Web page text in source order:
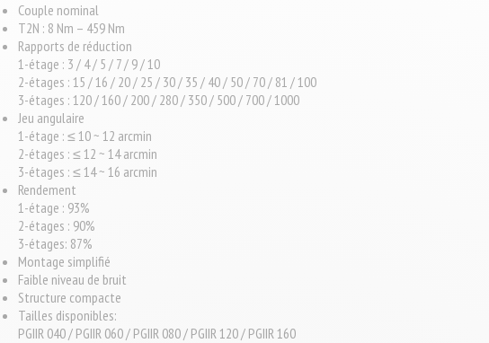
Couple nominal
T2N : 8 Nm – 459 Nm
Rapports de réduction
1-étage : 3 / 4 / 5 / 7 / 9 / 10
2-étages : 15 / 16 / 20 / 25 / 30 / 35 / 40 / 50 / 70 / 81 / 100
3-étages : 120 / 160 / 200 / 280 / 350 / 500 / 700 / 1000
Jeu angulaire
1-étage : ≤ 10 ~ 12 arcmin
2-étages : ≤ 12 ~ 14 arcmin
3-étages : ≤ 14 ~ 16 arcmin
Rendement
1-étage : 93%
2-étages : 90%
3-étages: 87%
Montage simplifié
Faible niveau de bruit
Structure compacte
Tailles disponibles:
PGIIR 040 / PGIIR 060 / PGIIR 080 / PGIIR 120 / PGIIR 160